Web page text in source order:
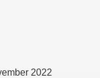
2022